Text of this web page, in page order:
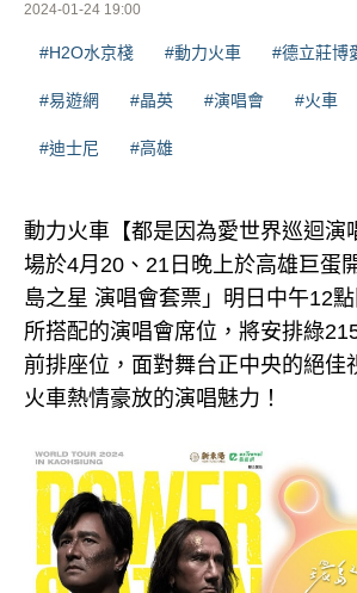
2024-01-24 19:00
#H2O水京棧 #動力火車 #德立莊博
#易遊網 #晶英 #演唱會 #火車
#迪士尼 #高雄
動力火車【都是因為愛世界巡迴演
場於4月20、21日晚上於高雄巨蛋
島之星 演唱會套票」明日中午12
所搭配的演唱會席位，將安排綠
前排座位，面對舞台正中央的絕佳
火車熱情豪放的演唱魅力！